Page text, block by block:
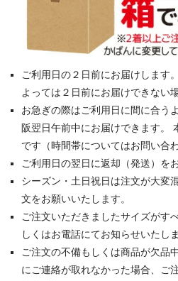
ご利用日の２日前にお届けします
よっては２日前にお届けできない
お急ぎの際はご利用日に間に合う
阪翌日午前中にお届けできます。
です（時間帯についてはお問い合
ご利用日の翌日に返却（発送）を
シーズン・土日祝日は注文が大変
文をお願いいたします。
ご注文いただきましたサイズがす
しくはお電話にてお知らせいたしま
ご注文の不備もしくは商品が欠品
にご連絡が取れなかった場合、ご